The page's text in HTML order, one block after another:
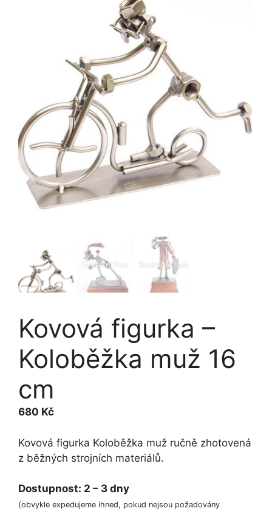
Kovová figurka –
Koloběžka muž 16
cm
680 Kč
Kovová figurka Koloběžka muž ručně zhotovená
z běžných strojních materiálů.
Dostupnost: 2 – 3 dny
(obvykle expedujeme ihned, pokud nejsou požadovány